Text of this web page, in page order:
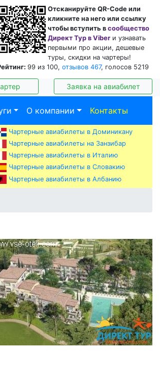
Отсканируйте QR-Code или
кликните на него или ссылку
чтобы вступить в сообщество
Директ Тур в Viber и узнавать
первыми про акции, дешевые
туры, скидки на чартеры!
99 из 100, отзывов 467, голосов 5219
Заявка на авиабилет
О компании Контакты
Чартерные авиабилеты в Доминикану
Чартерные авиабилеты на Занзибар
Чартерные авиабилеты в Италию
Чартерные авиабилеты в Словакию
Чартерные авиабилеты в Албанию